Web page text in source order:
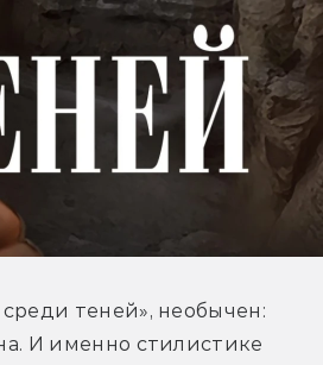
теней», необычен:
И именно стилистике